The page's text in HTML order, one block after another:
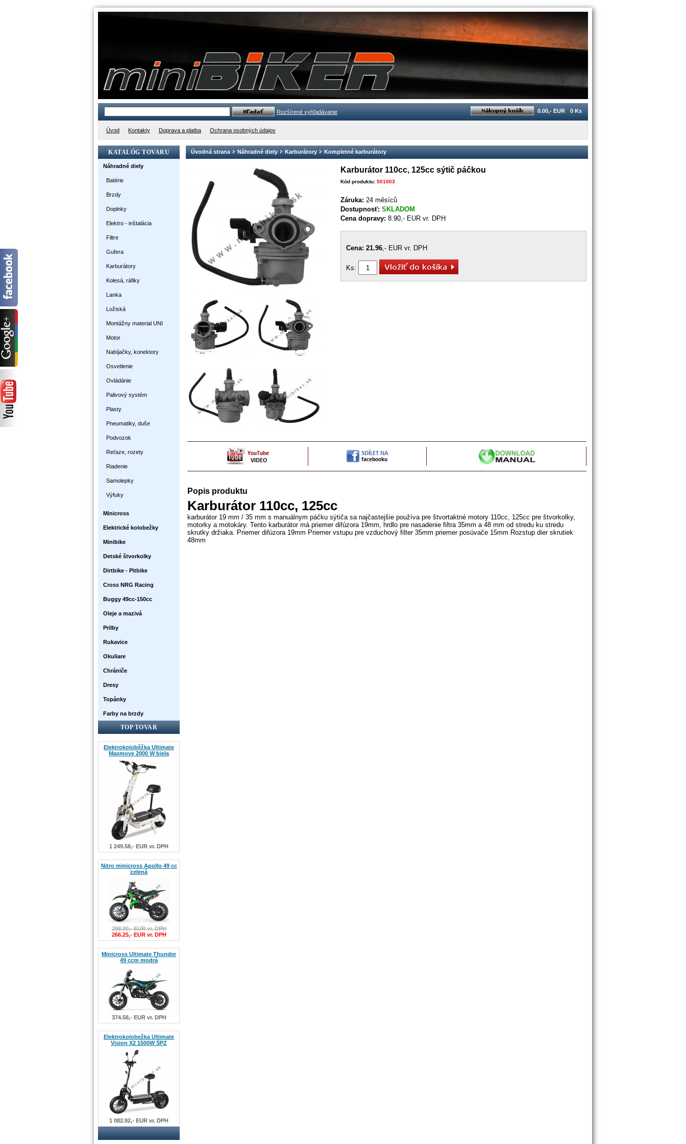
Rozšírené vyhľadávanie 0.00,- EUR 0 Ks
Úvod Kontakty Doprava a platba Ochrana osobných údajov
KATALÓG TOVARU
Náhradné diely
Batérie
Brzdy
Doplnky
Elektro - inštalácia
Filtre
Gufera
Karburátory
Kolesá, ráfiky
Lanka
Ložiská
Montážny material UNI
Motor
Nabíjačky, konektory
Osvetlenie
Ovládánie
Palivový systém
Plasty
Pneumatiky, duše
Podvozok
Reťaze, rozety
Riadenie
Samolepky
Výfuky
Minicross
Elektrické kolobežky
Minibike
Detské štvorkolky
Dirtbike - Pitbike
Cross NRG Racing
Buggy 49cc-150cc
Oleje a mazivá
Prilby
Rukavice
Okuliare
Chrániče
Dresy
Topánky
Farby na brzdy
TOP TOVAR
Elektrokoloběžka Ultimate
Maxmove 2000 W biela
1 249.58,- EUR vr. DPH
Nitro minicross Apollo 49 cc
zelená
299.00,- EUR vr. DPH
266.25,- EUR vr. DPH
Minicross Ultimate Thunder
49 ccm modrá
374.58,- EUR vr. DPH
Elektrokolobežka Ultimate
Vision X2 1500W ŠPZ
1 082.92,- EUR vr. DPH
Úvodná strana Náhradné diely Karburátory Kompletné karburátory
Karburátor 110cc, 125cc sýtič páčkou
Kód produktu: 501003
Záruka: 24 měsíců
Dostupnosť: SKLADOM
Cena dopravy: 8.90,- EUR vr. DPH
Cena: 21.96,- EUR vr. DPH
Ks:
Popis produktu
Karburátor 110cc, 125cc
karburátor 19 mm / 35 mm s manuálnym páčku sýtiča sa najčastejšie používa pre štvortaktné motory 110cc, 125cc pre štvorkolky,
motorky a motokáry. Tento karburátor má priemer difúzora 19mm, hrdlo pre nasadenie filtra 35mm a 48 mm od stredu ku stredu
skrutky držiaka. Priemer difúzora 19mm Priemer vstupu pre vzduchový filter 35mm priemer posúvače 15mm Rozstup dier skrutiek
48mm